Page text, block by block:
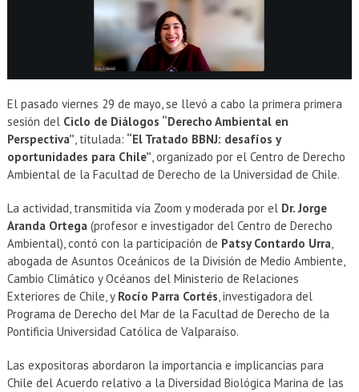
El pasado viernes 29 de mayo, se llevó a cabo la primera primera
sesión del Ciclo de Diálogos “Derecho Ambiental en
Perspectiva”, titulada: “El Tratado BBNJ: desafíos y
oportunidades para Chile”, organizado por el Centro de Derecho
Ambiental de la Facultad de Derecho de la Universidad de Chile.
La actividad, transmitida vía Zoom y moderada por el Dr. Jorge
Aranda Ortega(profesor e investigador del Centro de Derecho
Ambiental), contó con la participación de Patsy Contardo Urra,
abogada de Asuntos Oceánicos de la División de Medio Ambiente,
Cambio Climático y Océanos del Ministerio de Relaciones
Exteriores de Chile, y Rocío Parra Cortés, investigadora del
Programa de Derecho del Mar de la Facultad de Derecho de la
Pontificia Universidad Católica de Valparaíso.
Las expositoras abordaron la importancia e implicancias para
Chile del Acuerdo relativo a la Diversidad Biológica Marina de las